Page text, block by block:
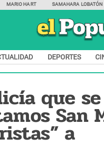
MARIO HART SAMAHARA LOBATÓN
DEPORTES
que
San
a